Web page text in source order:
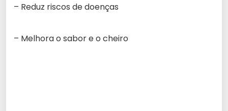
– Reduz riscos de doenças
– Melhora o sabor e o cheiro